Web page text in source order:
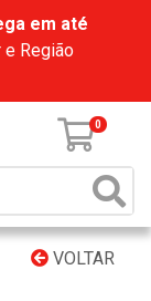
em até
e Região
0
VOLTAR